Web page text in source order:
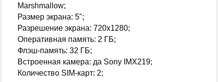
Marshmallow;
Размер экрана: 5";
Разрешение экрана: 720x1280;
Оперативная память: 2 ГБ;
Флэш-память: 32 ГБ;
Встроенная камера: да Sony IMX219;
Количество SIM-карт: 2;